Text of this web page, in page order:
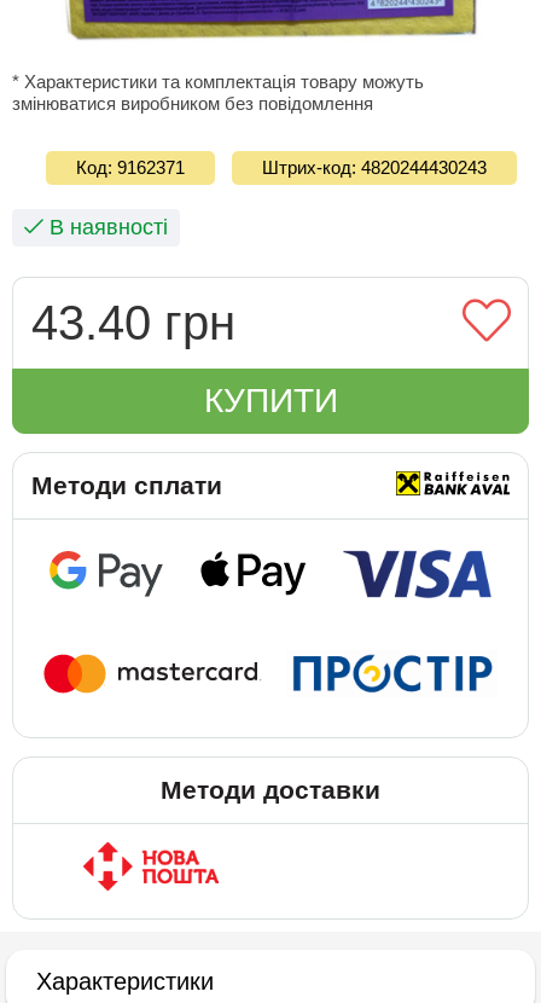
* Характеристики та комплектація товару можуть
змінюватися виробником без повідомлення
Код: 9162371 Штрих-код: 4820244430243
В наявності
43.40 грн
КУПИТИ
Методи сплати
Методи доставки
Характеристики